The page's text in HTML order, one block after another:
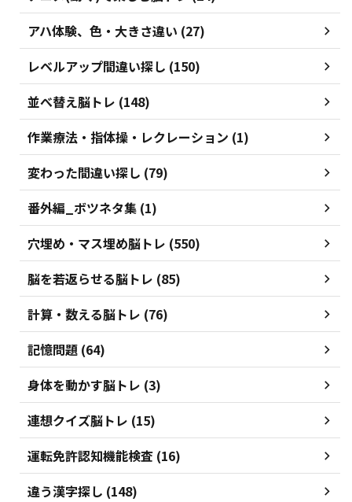
アハ体験、色・大きさ違い (27)
レベルアップ間違い探し (150)
並べ替え脳トレ (148)
作業療法・指体操・レクレーション (1)
変わった間違い探し (79)
番外編_ボツネタ集 (1)
穴埋め・マス埋め脳トレ (550)
脳を若返らせる脳トレ (85)
計算・数える脳トレ (76)
記憶問題 (64)
身体を動かす脳トレ (3)
連想クイズ脳トレ (15)
運転免許認知機能検査 (16)
違う漢字探し (148)